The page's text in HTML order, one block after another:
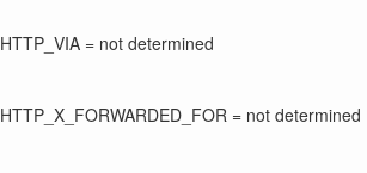
HTTP_VIA = not determined
HTTP_X_FORWARDED_FOR = not determined